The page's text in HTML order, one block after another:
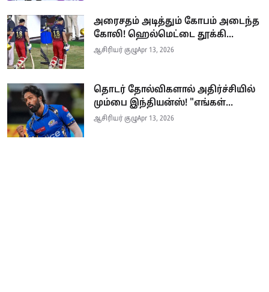
அரைசதம் அடித்தும் கோபம் அடைந்த
கோலி! ஹெல்மெட்டை தூக்கி...
ஆசிரியர் குழுApr 13, 2026
தொடர் தோல்விகளால் அதிர்ச்சியில்
மும்பை இந்தியன்ஸ்! "எங்கள்...
ஆசிரியர் குழுApr 13, 2026